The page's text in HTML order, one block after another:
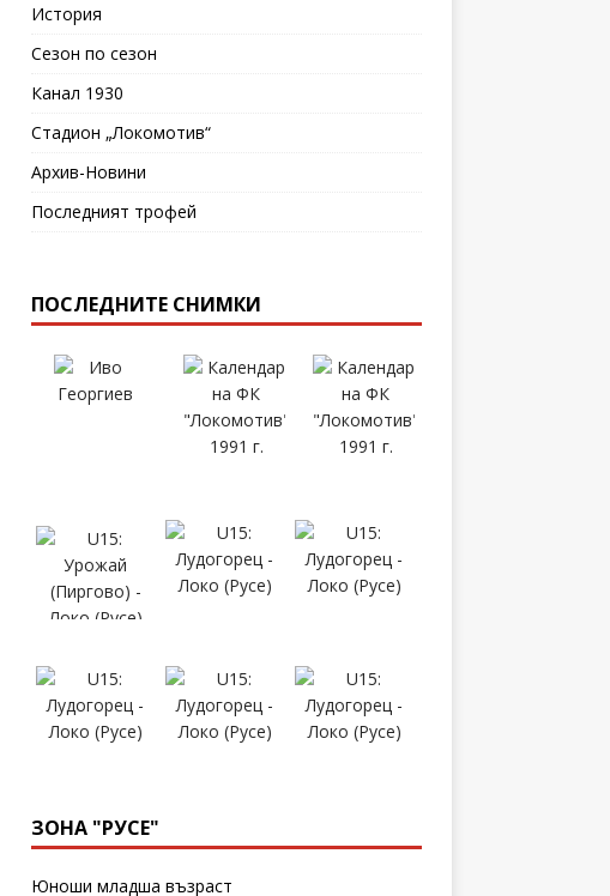
История
Сезон по сезон
Канал 1930
Стадион „Локомотив“
Архив-Новини
Последният трофей
ПОСЛЕДНИТЕ СНИМКИ
ЗОНА "РУСЕ"
Юноши младша възраст